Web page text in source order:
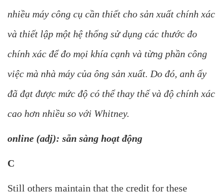
nhiều máy công cụ cần thiết cho sản xuất chính xác
và thiết lập một hệ thống sử dụng các thước đo
chính xác để đo mọi khía cạnh và từng phần công
việc mà nhà máy của ông sản xuất. Do đó, anh ấy
đã đạt được mức độ có thể thay thế và độ chính xác
cao hơn nhiều so với Whitney.
online (adj): sẵn sàng hoạt động
C
Still others maintain that the credit for these